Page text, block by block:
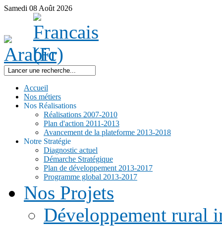
Samedi 08 Août 2026
Accueil
Nos métiers
Nos Réalisations
Réalisations 2007-2010
Plan d'action 2011-2013
Avancement de la plateforme 2013-2018
Notre Stratégie
Diagnostic actuel
Démarche Stratégique
Plan de développement 2013-2017
Programme global 2013-2017
Nos Projets
Développement rural